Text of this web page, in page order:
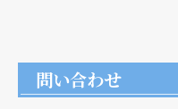
問い合わせ